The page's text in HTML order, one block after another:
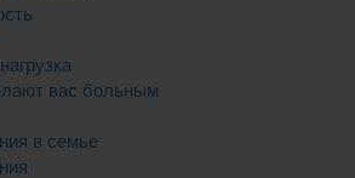
вас больным
в семье